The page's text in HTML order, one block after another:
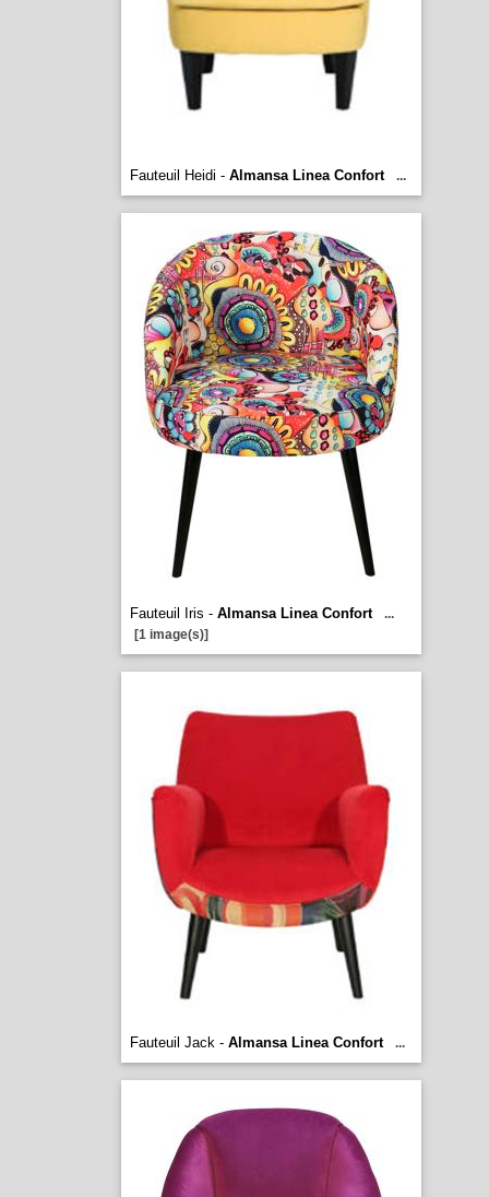
Fauteuil Heidi - Almansa Linea Confort ...
Fauteuil Iris - Almansa Linea Confort
...
[1 image(s)]
Fauteuil Jack - Almansa Linea Confort ...